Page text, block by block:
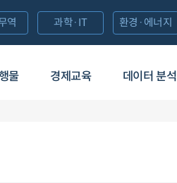
물 경제교육 데이터 분석
역 과학·IT 환경·에너지